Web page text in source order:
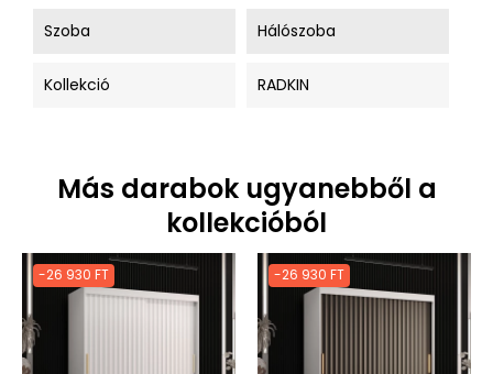
Szoba Hálószoba
Kollekció RADKIN
Más darabok ugyanebből a
kollekcióból
-26 930 FT -26 930 FT